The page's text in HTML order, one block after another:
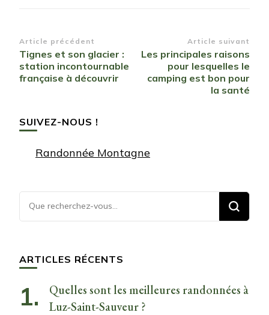
Navigation
d’article
Article précédent
Tignes et son glacier :
station incontournable
française à découvrir
Article suivant
Les principales raisons
pour lesquelles le
camping est bon pour
la santé
SUIVEZ-NOUS !
Randonnée Montagne
Vous
recherchiez
ARTICLES RÉCENTS
Quelles sont les meilleures randonnées à
Luz-Saint-Sauveur ?